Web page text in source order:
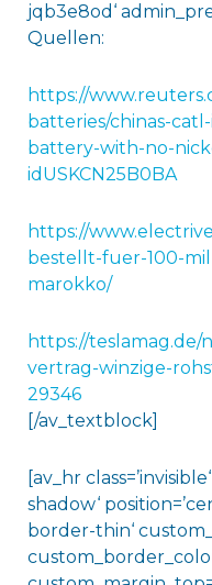
jqb3e8od‘
Quellen:
https://
batteries/chinas-
battery-with-no-
idUSKCN25B0BA
https://
bestellt-fuer-100-
marokko/
https://teslamag.de/
vertrag-winzige-
29346
[/av_textblock]
[av_hr
shadow‘
border-thin‘